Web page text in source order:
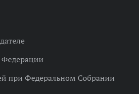
при Федеральном Собрании